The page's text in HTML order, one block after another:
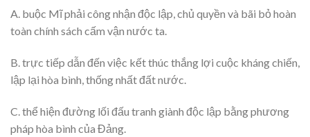
A. buộc Mĩ phải công nhận độc lập, chủ quyền và bãi bỏ hoàn
toàn chính sách cấm vận nước ta.
B. trực tiếp dẫn đến việc kết thúc thắng lợi cuộc kháng chiến,
lập lại hòa bình, thống nhất đất nước.
C. thể hiện đường lối đấu tranh giành độc lập bằng phương
pháp hòa bình của Đảng.